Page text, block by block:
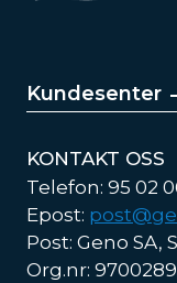
Kundesenter
KONTAKT OSS
Telefon: 95 02
Epost:
Post: Geno SA,
Org.nr: